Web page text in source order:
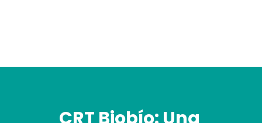
CRT Biobío: Una